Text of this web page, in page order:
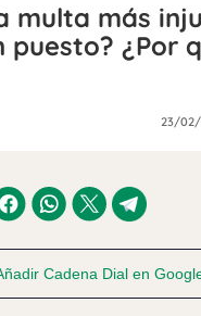
multa más
puesto? ¿Por
23/02/
Cadena Dial en